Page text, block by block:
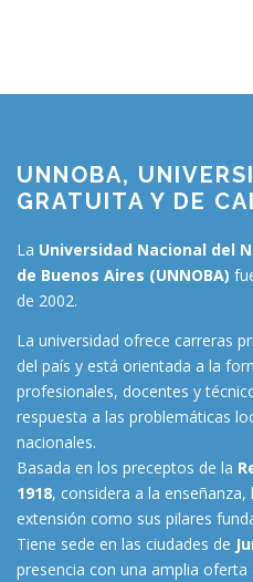
UNNOBA,
GRATUITA Y DE
La Universidad Nacional del
de Buenos Aires (UNNOBA)
de 2002.
La universidad ofrece carreras
del país y está orientada a la
profesionales, docentes y
respuesta a las problemáticas
nacionales.
Basada en los preceptos de la
1918, considera a la enseñanza,
extensión como sus pilares
Tiene sede en las ciudades de
presencia con una amplia